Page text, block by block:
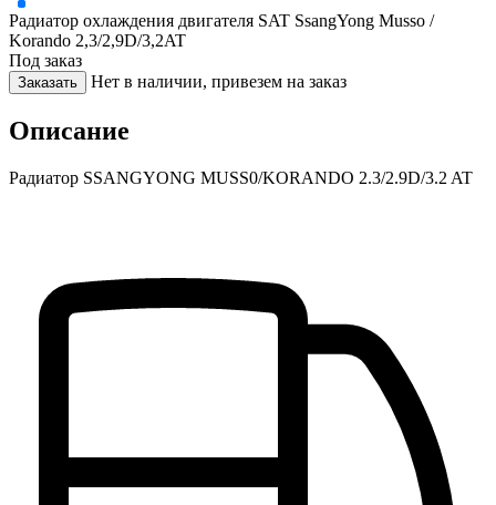
Радиатор охлаждения двигателя SAT SsangYong Musso /
Korando 2,3/2,9D/3,2AT
Под заказ
Заказать Нет в наличии, привезем на заказ
Описание
Радиатор SSANGYONG MUSS0/KORANDO 2.3/2.9D/3.2 AT